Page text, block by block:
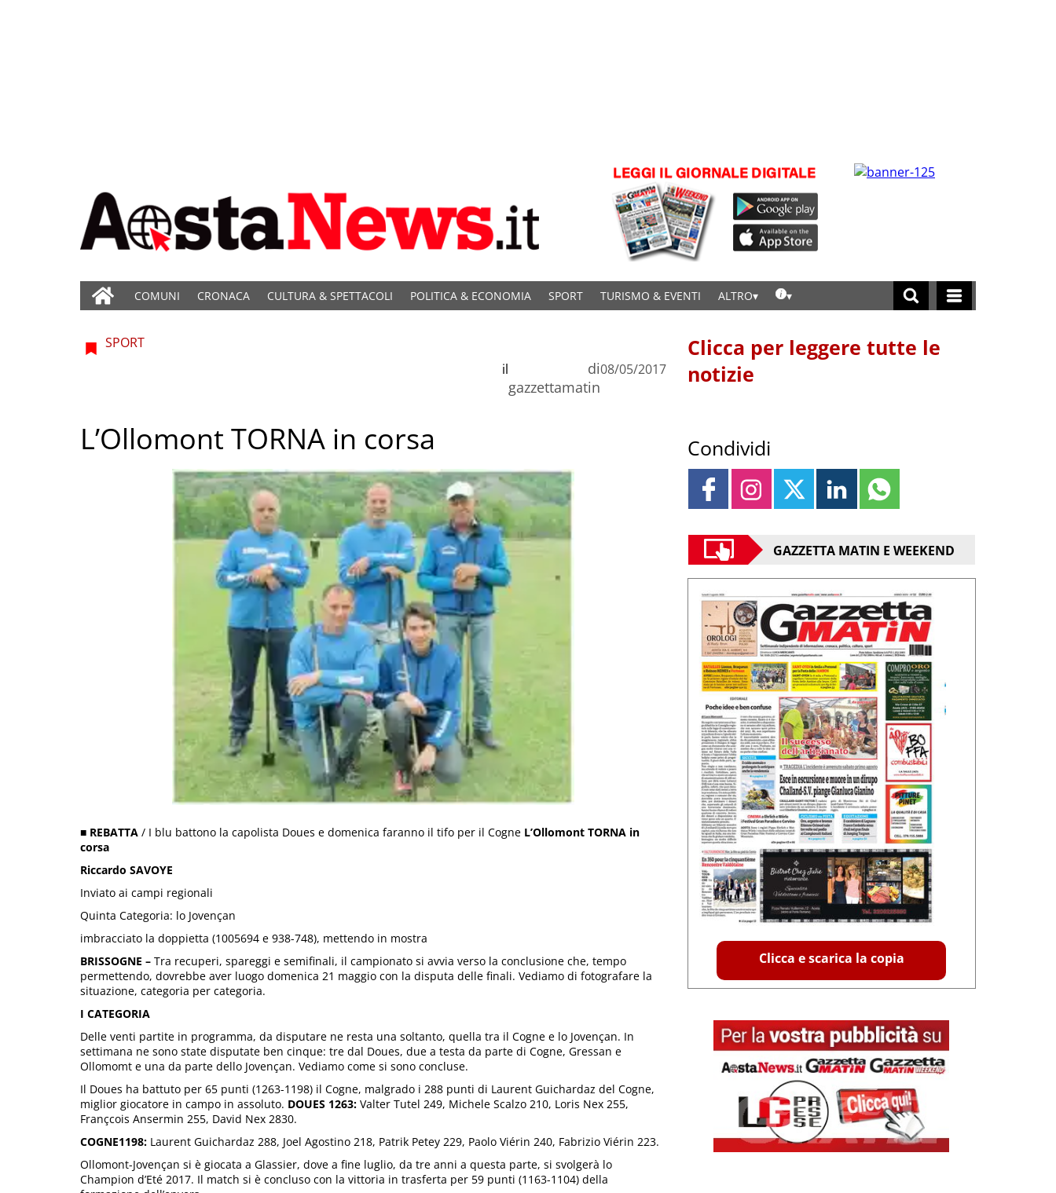
COMUNI CRONACA CULTURA & SPETTACOLI POLITICA & ECONOMIA SPORT TURISMO & EVENTI ALTRO
SPORT
di
gazzettamatin
il 08/05/2017
L’Ollomont TORNA in corsa
■ REBATTA / I blu battono la capolista Doues e domenica faranno il tifo per il Cogne L’Ollomont TORNA in
corsa
Riccardo SAVOYE
Inviato ai campi regionali
Quinta Categoria: lo Jovençan
imbracciato la doppietta (1005694 e 938-748), mettendo in mostra
BRISSOGNE – Tra recuperi, spareggi e semifinali, il campionato si avvia verso la conclusione che, tempo
permettendo, dovrebbe aver luogo domenica 21 maggio con la disputa delle finali. Vediamo di fotografare la
situazione, categoria per categoria.
I CATEGORIA
Delle venti partite in programma, da disputare ne resta una soltanto, quella tra il Cogne e lo Jovençan. In
settimana ne sono state disputate ben cinque: tre dal Doues, due a testa da parte di Cogne, Gressan e
Ollomomt e una da parte dello Jovençan. Vediamo come si sono concluse.
Il Doues ha battuto per 65 punti (1263-1198) il Cogne, malgrado i 288 punti di Laurent Guichardaz del Cogne,
miglior giocatore in campo in assoluto. DOUES 1263: Valter Tutel 249, Michele Scalzo 210, Loris Nex 255,
Françcois Ansermin 255, David Nex 2830.
COGNE1198: Laurent Guichardaz 288, Joel Agostino 218, Patrik Petey 229, Paolo Viérin 240, Fabrizio Viérin 223.
Ollomont-Jovençan si è giocata a Glassier, dove a fine luglio, da tre anni a questa parte, si svolgerà lo
Champion d’Eté 2017. Il match si è concluso con la vittoria in trasferta per 59 punti (1163-1104) della
Clicca per leggere tutte le
notizie
Condividi
GAZZETTA MATIN E WEEKEND
Clicca e scarica la copia